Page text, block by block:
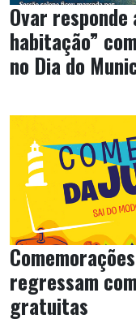
Ovar responde
habitação”
no Dia do
regressam
gratuitas